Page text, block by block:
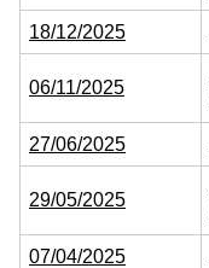
18/12/2025
06/11/2025
27/06/2025
29/05/2025
07/04/2025